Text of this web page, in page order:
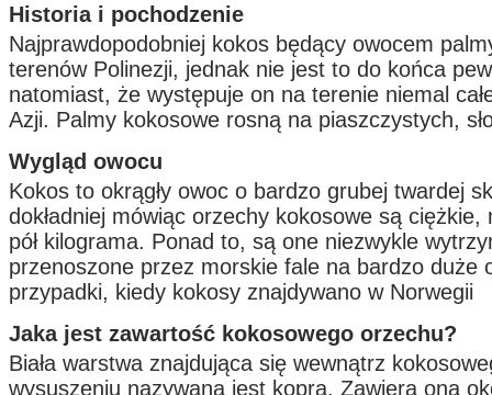
Historia i pochodzenie
Najprawdopodobniej kokos będący owocem
terenów Polinezji, jednak nie jest to do końca
natomiast, że występuje on na terenie niemal
Azji. Palmy kokosowe rosną na piaszczystych,
Wygląd owocu
Kokos to okrągły owoc o bardzo grubej twardej
dokładniej mówiąc orzechy kokosowe są
pół kilograma. Ponad to, są one niezwykle
przenoszone przez morskie fale na bardzo duże
przypadki, kiedy kokosy znajdywano w Norwegii
Jaka jest zawartość kokosowego orzechu?
Biała warstwa znajdująca się wewnątrz
wysuszeniu nazywana jest koprą. Zawiera ona